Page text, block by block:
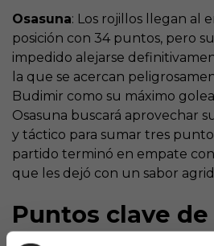
Osasuna: Los rojillos llegan al
posición con 34 puntos, pero
impedido alejarse
la que se acercan
Budimir como su máximo
Osasuna buscará aprovechar
y táctico para sumar tres
partido terminó en empate
que les dejó con un sabor
Puntos clave